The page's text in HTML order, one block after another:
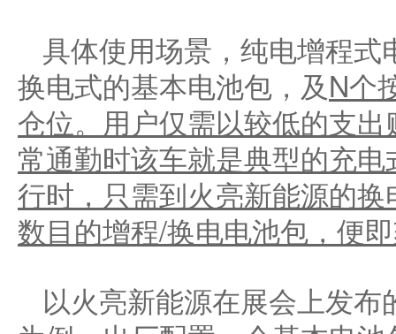
具体使用场景，纯电增程
换电式的基本电池包，及N个
仓位。用户仅需以较低的支
常通勤时该车就是典型的充
行时，只需到火亮新能源的
数目的增程/换电电池包，便
以火亮新能源在展会上发布